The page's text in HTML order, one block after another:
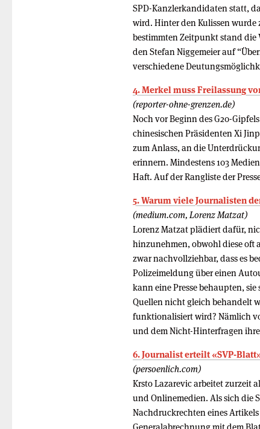
SPD-Kanzlerkandidaten statt,
wird. Hinter den Kulissen
bestimmten Zeitpunkt stand die
den Stefan Niggemeier auf
verschiedene
4. Merkel muss Freilassung
(reporter-ohne-grenzen.de)
Noch vor Beginn des G20-
chinesischen Präsidenten Xi
zum Anlass, an die
erinnern. Mindestens 103
Haft. Auf der Rangliste der
5. Warum viele Journalisten
(medium.com, Lorenz Matzat)
Lorenz Matzat plädiert dafür,
hinzunehmen, obwohl diese oft
zwar nachvollziehbar, dass es
Polizeimeldung über einen
kann eine Presse behaupten,
Quellen nicht gleich behandelt
funktionalisiert wird? Nämlich
und dem Nicht-Hinterfragen
6. Journalist erteilt «SVP-
(persoenlich.com)
Krsto Lazarevic arbeitet zurzeit
und Onlinemedien. Als sich die
Nachdruckrechten eines
Generalabrechnung mit dem